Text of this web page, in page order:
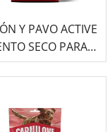
Y PAVO ACTIVE
SECO PARA
ADULTOS
GRANDES 12KG